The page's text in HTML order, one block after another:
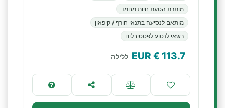
מותרת הסעת חיות מחמד
מותאם לנסיעה בתנאי חורף / קיפאון
רשאי לנסוע לפסטיבלים
113.7
€ EUR ללילה